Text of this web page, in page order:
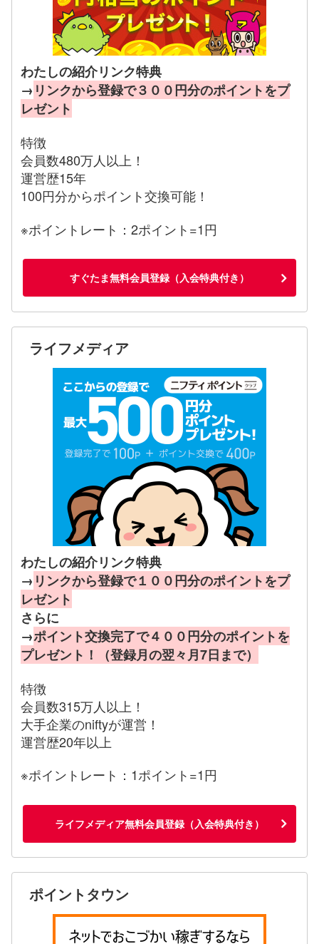
わたしの紹介リンク特典
→ リンクから登録で３００円分のポイントをプ
レゼント
特徴
会員数480万人以上！
運営歴15年
100円分からポイント交換可能！
※ポイントレート：2ポイント=1円
すぐたま無料会員登録（入会特典付き）
ライフメディア
わたしの紹介リンク特典
→ リンクから登録で１００円分のポイントをプ
レゼント
さらに
→ポイント交換完了で４００円分のポイントを
プレゼント！（登録月の翌々月7日まで）
特徴
会員数315万人以上！
大手企業のniftyが運営！
運営歴20年以上
※ポイントレート：1ポイント=1円
ライフメディア無料会員登録（入会特典付き）
ポイントタウン